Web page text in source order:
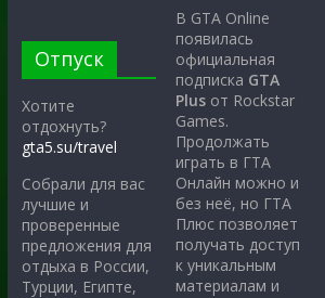
Отпуск
Хотите
отдохнуть?
gta5.su/travel
Собрали для вас
лучшие и
проверенные
предложения для
отдыха в России,
Турции, Египте,
В GTA Online
появилась
официальная
подписка GTA
Plus от Rockstar
Games.
Продолжать
играть в ГТА
Онлайн можно и
без неё, но ГТА
Плюс позволяет
получать доступ
к уникальным
материалам и